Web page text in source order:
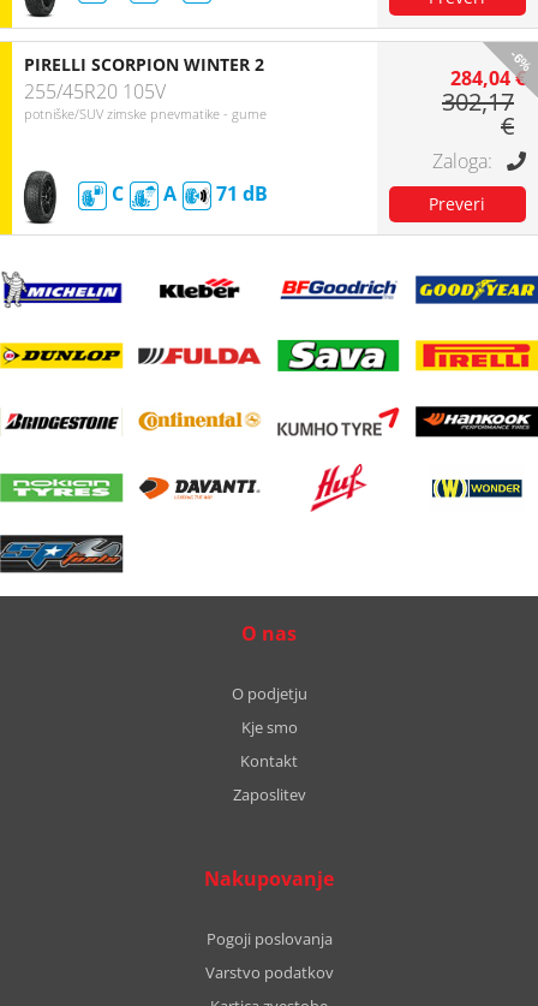
-6%
PIRELLI SCORPION WINTER 2
255/45R20 105V
potniške/SUV zimske pnevmatike - gume
C A 71
284,04 €
302,17
€
O nas
O podjetju
Kje smo
Kontakt
Zaposlitev
Nakupovanje
Pogoji poslovanja
Varstvo podatkov